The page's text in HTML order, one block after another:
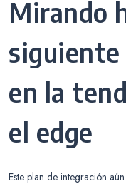
Mirando
siguiente
en la
el edge
Este plan de integración